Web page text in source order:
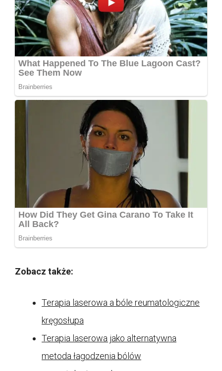
Zobacz także:
Terapia laserowa a bóle reumatologiczne
kręgosłupa
Terapia laserowa jako alternatywna
metoda łagodzenia bólów